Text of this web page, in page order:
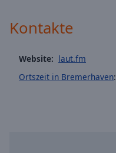
Opacity
Background
Kontakte
Website: laut.fm
Ortszeit in Bremerhaven: